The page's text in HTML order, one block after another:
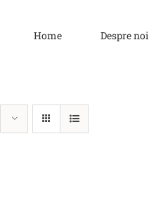
Home Despre noi